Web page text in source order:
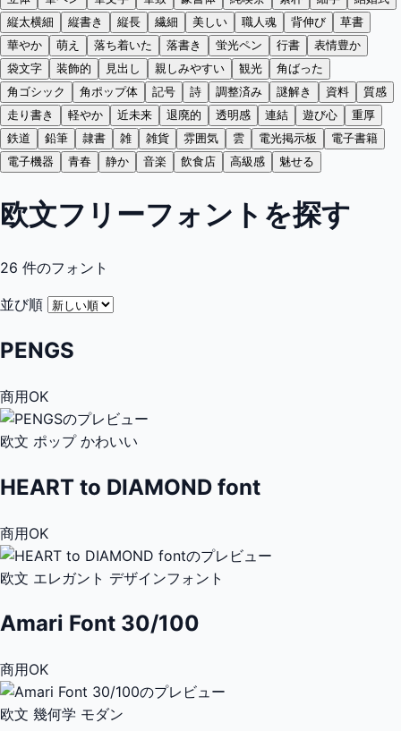
縦太横細
縦書き 縦長 繊細 美しい 職人魂 背伸び
草書
華やか
萌え 落ち着いた 落書き 蛍光ペン 行書
表情豊か
袋文字
装飾的 見出し 親しみやすい 観光
角ばった
角ゴシック
角ポップ体 記号 詩 調整済み 謎解き 資料
質感
走り書き
軽やか 近未来 退廃的 透明感 連結 遊び心
重厚
鉄道
鉛筆 隷書 雑 雑貨 雰囲気 雲 電光掲示板
電子書籍
電子機器
青春 静か 音楽 飲食店 高級感 魅せる
欧文フリーフォントを探す
26 件のフォント
並び順
PENGS
商用OK
欧文 ポップ かわいい
HEART to DIAMOND font
商用OK
欧文 エレガント デザインフォント
Amari Font 30/100
商用OK
欧文 幾何学 モダン